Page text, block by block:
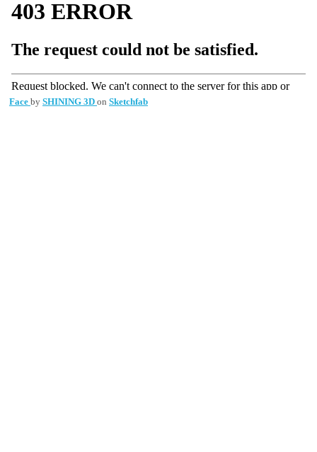
Face by SHINING 3D on Sketchfab